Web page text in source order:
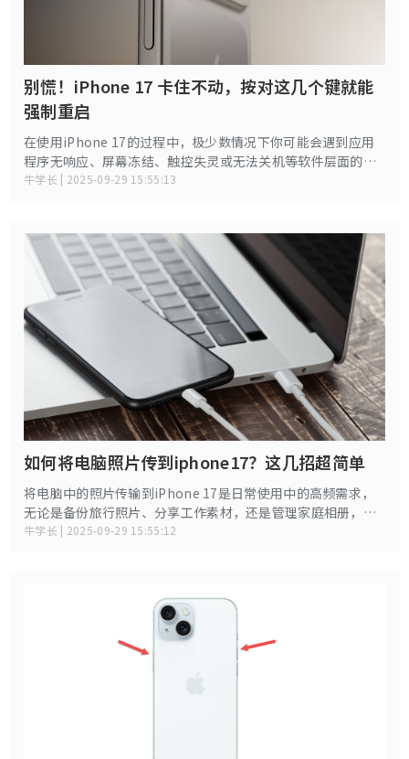
别慌！iPhone 17 卡住不动，按对这几个键就能
强制重启
在使用iPhone 17的过程中，极少数情况下你可能会遇到应用
程序无响应、屏幕冻结、触控失灵或无法关机等软件层面的小
故障。这时，最直接有效的解决方法就是强制重启。
牛学长 | 2025-09-29 15:55:13
如何将电脑照片传到iphone17？这几招超简单
将电脑中的照片传输到iPhone 17是日常使用中的高频需求，
无论是备份旅行照片、分享工作素材，还是管理家庭相册，都
需要掌握高效可靠的传输方法。本文详细介绍5种主流传输方
牛学长 | 2025-09-29 15:55:12